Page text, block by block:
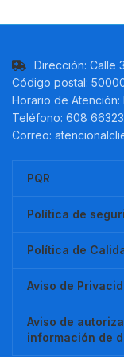
Dirección: Calle
Código postal:
Horario de Atención:
Teléfono: 608
Correo:
PQR
Política de
Política de
Aviso de
Aviso de
información de